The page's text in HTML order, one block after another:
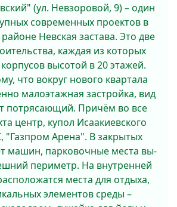
(ул. Невзоровой, 9) – один
современных проектов в
Невская застава. Это две
каждая из которых
высотой в 20 этажей.
что вокруг нового квартала
малоэтажная застройка, вид
потрясающий. Причём во все
центр, купол Исаакиевского
"Газпром Арена". В закрытых
машин, парковочные места вы­
периметр. На внутренней
места для отдыха,
элементов среды –